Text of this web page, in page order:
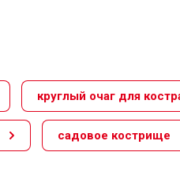
круглый очаг для
садовое кострище